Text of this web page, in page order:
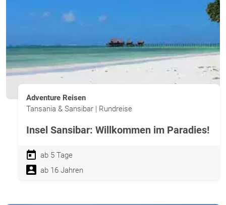
Adventure Reisen
Tansania & Sansibar | Rundreise
Insel Sansibar: Willkommen im Paradies!
ab 5 Tage
ab 16 Jahren